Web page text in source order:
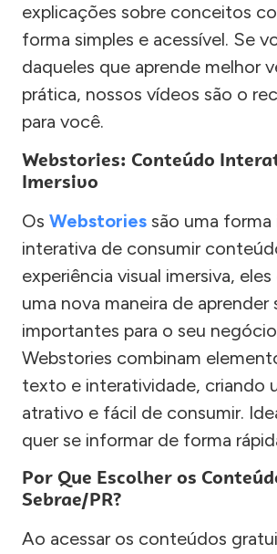
explicações sobre conceitos
forma simples e acessível. Se
daqueles que aprende melhor
prática, nossos vídeos são o
para você.
Webstories: Conteúdo
Imersivo
Os Webstories são uma
interativa de consumir
experiência visual imersiva,
uma nova maneira de aprender
importantes para o seu
Webstories combinam
texto e interatividade, criando
atrativo e fácil de consumir.
quer se informar de forma
Por Que Escolher os
Sebrae/PR?
Ao acessar os conteúdos